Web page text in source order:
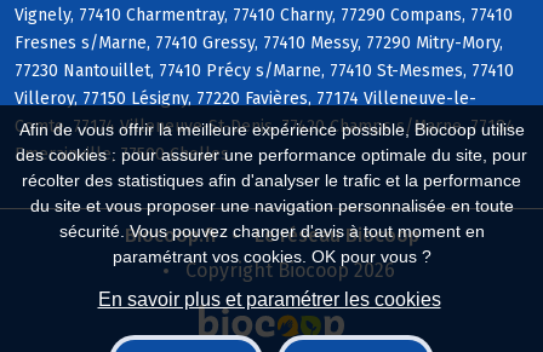
Afin de vous offrir la meilleure expérience possible, Biocoop utilise
des cookies : pour assurer une performance optimale du site, pour
récolter des statistiques afin d'analyser le trafic et la performance
du site et vous proposer une navigation personnalisée en toute
sécurité. Vous pouvez changer d'avis à tout moment en
paramétrant vos cookies. OK pour vous ?
En savoir plus et paramétrer les cookies
Vignely, 77410 Charmentray, 77410 Charny, 77290 Compans, 77410
Fresnes s/Marne, 77410 Gressy, 77410 Messy, 77290 Mitry-Mory,
77230 Nantouillet, 77410 Précy s/Marne, 77410 St-Mesmes, 77410
Villeroy, 77150 Lésigny, 77220 Favières, 77174 Villeneuve-le-
Comte, 77174 Villeneuve-St-Denis, 77420 Champs s/Marne, 77184
Emerainville, 77500 Chelles
Biocoop.fr
Le réseau Biocoop
Copyright Biocoop 2026